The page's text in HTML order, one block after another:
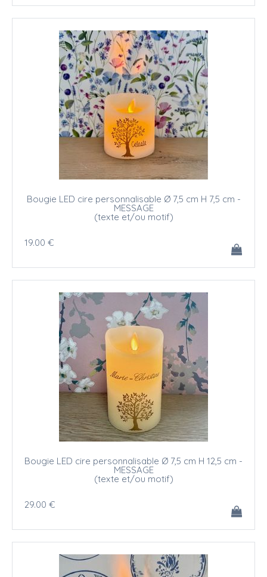
Bougie LED cire personnalisable Ø 7,5 cm H 7,5 cm -
MESSAGE
(texte et/ou motif)
19.00 €
Bougie LED cire personnalisable Ø 7,5 cm H 12,5 cm -
MESSAGE
(texte et/ou motif)
29.00 €